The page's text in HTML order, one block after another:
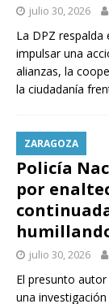
julio 30, 2026
La DPZ respalda
impulsar una
alianzas, la
la ciudadanía
ZARAGOZA
Policía
por
julio 30, 2026
El presunto
una